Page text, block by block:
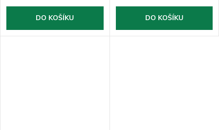
DO KOŠÍKU DO KOŠÍKU